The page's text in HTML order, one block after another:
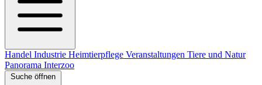
Handel Industrie Heimtierpflege Veranstaltungen Tiere und Natur
Panorama Interzoo
Suche öffnen